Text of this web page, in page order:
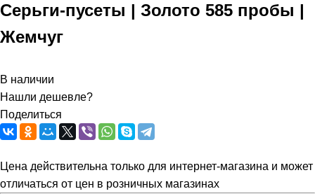
Серьги-пусеты | Золото 585 пробы |
Жемчуг
В наличии
Нашли дешевле?
Поделиться
Цена действительна только для интернет-магазина и может
отличаться от цен в розничных магазинах